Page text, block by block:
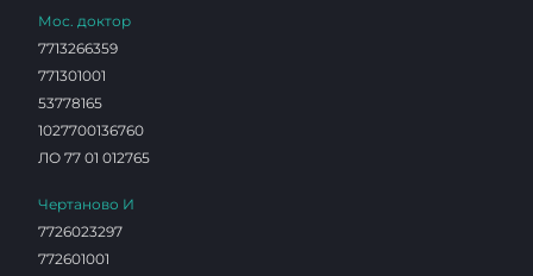
Мос. доктор
7713266359
771301001
53778165
1027700136760
ЛО 77 01 012765
Чертаново И
7726023297
772601001